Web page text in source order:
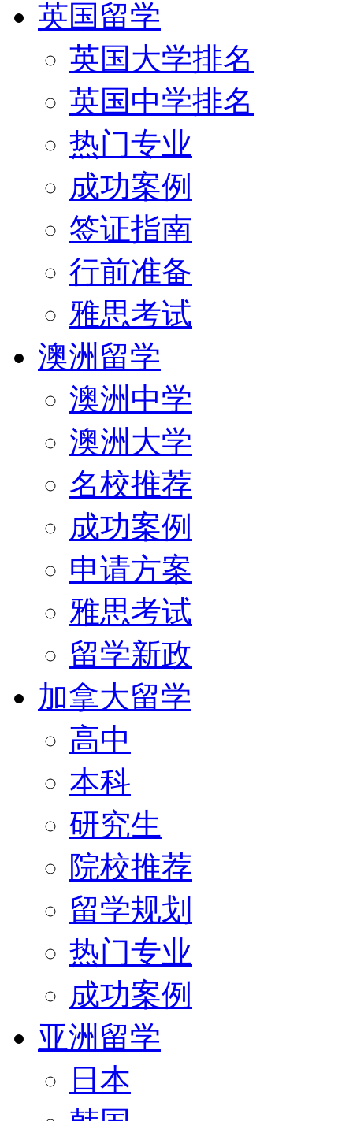
英国留学
英国大学排名
英国中学排名
热门专业
成功案例
签证指南
行前准备
雅思考试
澳洲留学
澳洲中学
澳洲大学
名校推荐
成功案例
申请方案
雅思考试
留学新政
加拿大留学
高中
本科
研究生
院校推荐
留学规划
热门专业
成功案例
亚洲留学
日本